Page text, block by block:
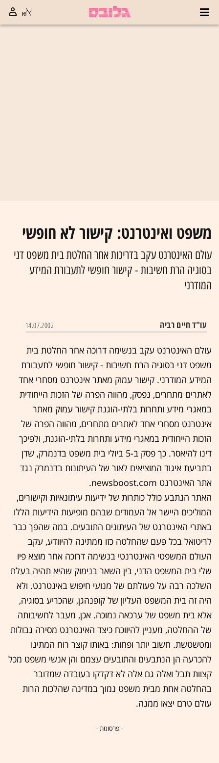
משפט ואינטרנט: קישור לא חופשי
עולם האינטרנט עקב בדריכות אחר החלטת בית משפט דני
בסוגיה הרת חשיבות - קישור חופשי לתעבורת המידע
המודרני
עו"ד חיים רביה 14.07.2002
עולם האינטרנט עקב בנשימה דרוכה אחר החלטת בית
משפט דני בסוגיה הרת חשיבות - קישור חופשי לתעבורת
המידע המודרני. קישור עמוק מאתר אינטרנט מסחרי אחד
לאתרים מתחרים, נפסק, מהווה הפרה של הזכות הייחודית
במאגרי מידע ותחרות בלתי-הוגנת קישור עמוק מאתר
אינטרנט מסחרי אחד לאתרים מתחרים, מהווה הפרה של
הזכות הייחודית במאגרי מידע ותחרות בלתי-הוגנת, ולפיכך
דינו להיאסר. כך פסק ב-5 ביולי בית משפט בדנמרק, שדן
בתביעת איגוד המוציאים לאור של העיתונות בדנמרק נגד
אתר האינטרנט newsboost.com.
האתר הנתבע כולל כותרות של ידיעות עיתונאיות וקישורים,
המוליכים היישר אל העמודים שבהם מופיעות הידיעות הללו
באתרי האינטרנט של העיתונים התובעים. במה שהפך כבר
לריטואל בכל פעם שהחלטה כזו ממתינה להיוודע, עקב
העולם המשפטי האינטרנטי בנשימה דרוכה אחר מוצא פיו
שלי בית המשפט הדני, בין השאר בנימוק שהיא תהיה בעלת
השלכה רבה על פעולתם של מנועי חיפוש באינטרנט. ולא
היה זה בית המשפט העליון של קופנהגן, שהכריע בסוגיה,
אלא בית משפט של ערכאה נמוכה. אכן, מעבר לחשיבותה
של ההחלטה, מעניין להיווכח כיצד האינטרנט מסירה גבולות
ומטשטשת. חשוב יותר ופחות: באותו קוצר רוח המתינו
להכרעה הן הנתבעים והתובעים עצמם והן אנשי משפט מכל
קצוות תבל ואלה גם אלה לא דקדקו בעובדה שמדובר
בהחלטה אחת מבית משפט נמוך במדינה שהלכות הרות
עולם טרם יצאו ממנה.
- פרסומת -